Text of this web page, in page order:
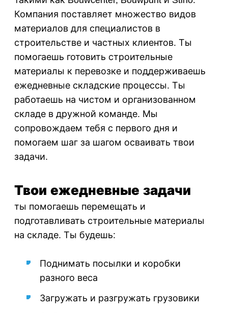
Компания поставляет множество видов
материалов для специалистов в
строительстве и частных клиентов. Ты
помогаешь готовить строительные
материалы к перевозке и поддерживаешь
ежедневные складские процессы. Ты
работаешь на чистом и организованном
складе в дружной команде. Мы
сопровождаем тебя с первого дня и
помогаем шаг за шагом осваивать твои
задачи.
Твои ежедневные задачи
ты помогаешь перемещать и
подготавливать строительные материалы
на складе. Ты будешь:
Поднимать посылки и коробки
разного веса
Загружать и разгружать грузовики